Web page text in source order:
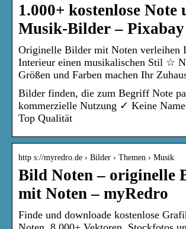
1.000+ kostenlose Note
Musik-Bilder – Pixabay
Originelle Bilder mit Noten verleihen
Interieur einen musikalischen Stil ☆
Größen und Farben machen Ihr
Bilder finden, die zum Begriff Note
kommerzielle Nutzung ✓ Keine
Top Qualität
http s://myredro.de › Bilder › Themen › Musik
Bild Noten – originelle
mit Noten – myRedro
Finde und downloade kostenlose